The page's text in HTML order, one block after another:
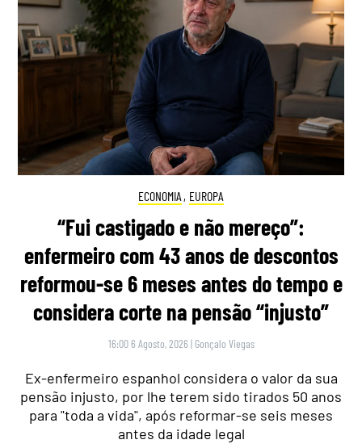
ECONOMIA , EUROPA
“Fui castigado e não mereço”:
enfermeiro com 43 anos de descontos
reformou-se 6 meses antes do tempo e
considera corte na pensão “injusto”
16:00 6 Agosto, 2026 | Gonçalo Viegas
Ex-enfermeiro espanhol considera o valor da sua
pensão injusto, por lhe terem sido tirados 50 anos
para "toda a vida", após reformar-se seis meses
antes da idade legal